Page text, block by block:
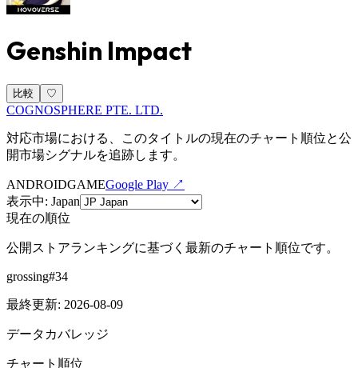
Genshin Impact
比較 ♡
COGNOSPHERE PTE. LTD.
対応市場における、このタイトルの現在のチャート順位と公
開市場シグナルを追跡します。
ANDROIDGAMEGoogle Play ↗
表示中: Japan
現在の順位
公開ストアランキングに基づく最新のチャート順位です。
grossing#34
最終更新: 2026-08-09
データカバレッジ
チャート順位